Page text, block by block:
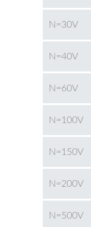
N=30V
N=40V
N=60V
N=100V
N=150V
N=200V
N=500V